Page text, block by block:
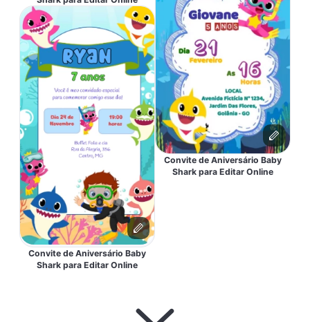
Convite de Aniversário Baby
Shark para Editar Online
Convite de Aniversário Baby
Shark para Editar Online